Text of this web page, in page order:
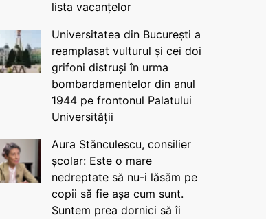
lista vacanțelor
Universitatea din București a
reamplasat vulturul și cei doi
grifoni distruși în urma
bombardamentelor din anul
1944 pe frontonul Palatului
Universității
Aura Stănculescu, consilier
școlar: Este o mare
nedreptate să nu-i lăsăm pe
copii să fie așa cum sunt.
Suntem prea dornici să îi